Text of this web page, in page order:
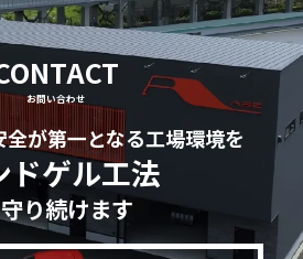
お問い合わせ
が第一となる工場環境を
ドゲル工法
り続けます